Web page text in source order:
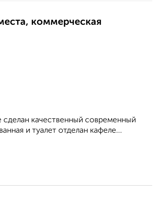
коммерческая
сделан качественный современный
и туалет отделан кафеле...